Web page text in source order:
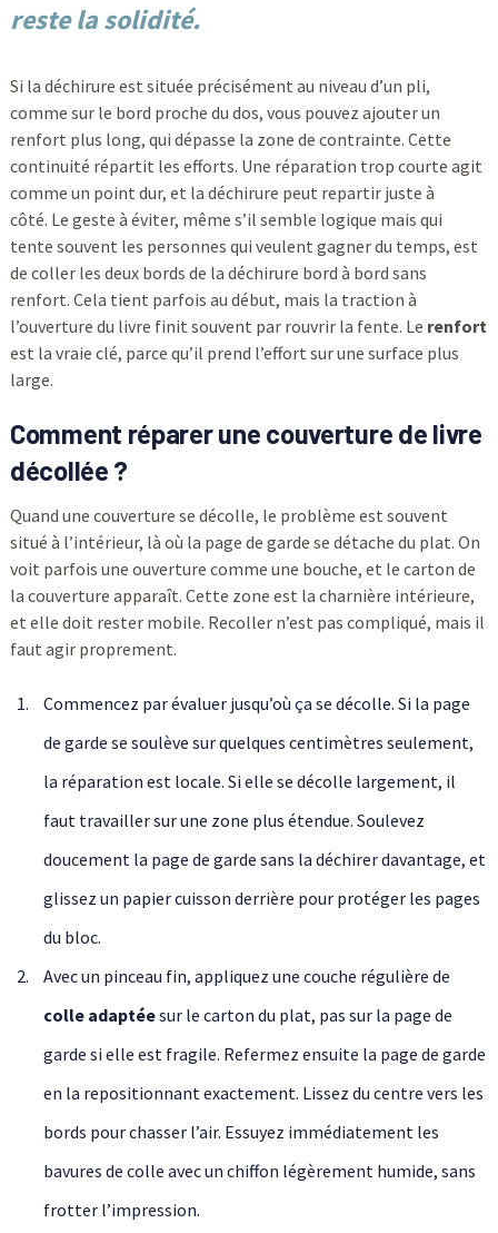
reste la solidité.
Si la déchirure est située précisément au niveau d’un pli,
comme sur le bord proche du dos, vous pouvez ajouter un
renfort plus long, qui dépasse la zone de contrainte. Cette
continuité répartit les efforts. Une réparation trop courte agit
comme un point dur, et la déchirure peut repartir juste à
côté. Le geste à éviter, même s’il semble logique mais qui
tente souvent les personnes qui veulent gagner du temps, est
de coller les deux bords de la déchirure bord à bord sans
renfort. Cela tient parfois au début, mais la traction à
l’ouverture du livre finit souvent par rouvrir la fente. Le renfort
est la vraie clé, parce qu’il prend l’effort sur une surface plus
large.
Comment réparer une couverture de livre
décollée ?
Quand une couverture se décolle, le problème est souvent
situé à l’intérieur, là où la page de garde se détache du plat. On
voit parfois une ouverture comme une bouche, et le carton de
la couverture apparaît. Cette zone est la charnière intérieure,
et elle doit rester mobile. Recoller n’est pas compliqué, mais il
faut agir proprement.
Commencez par évaluer jusqu’où ça se décolle. Si la page
de garde se soulève sur quelques centimètres seulement,
la réparation est locale. Si elle se décolle largement, il
faut travailler sur une zone plus étendue. Soulevez
doucement la page de garde sans la déchirer davantage, et
glissez un papier cuisson derrière pour protéger les pages
du bloc.
Avec un pinceau fin, appliquez une couche régulière de
colle adaptéesur le carton du plat, pas sur la page de
garde si elle est fragile. Refermez ensuite la page de garde
en la repositionnant exactement. Lissez du centre vers les
bords pour chasser l’air. Essuyez immédiatement les
bavures de colle avec un chiffon légèrement humide, sans
frotter l’impression.